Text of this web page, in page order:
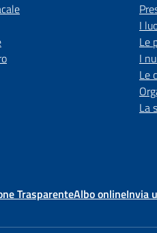
I
Le
I
Le
La
TrasparenteAlbo onlineInvia